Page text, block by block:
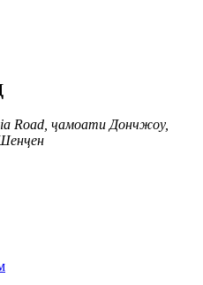
Road, ҷамоати Дончжоу,